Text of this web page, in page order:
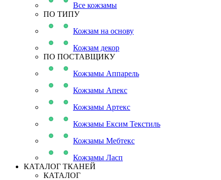
Все кожзамы
ПО ТИПУ
Кожзам на основу
Кожзам декор
ПО ПОСТАВЩИКУ
Кожзамы Аппарель
Кожзамы Апекс
Кожзамы Артекс
Кожзамы Ексим Текстиль
Кожзамы Мебтекс
Кожзамы Ласп
КАТАЛОГ ТКАНЕЙ
КАТАЛОГ